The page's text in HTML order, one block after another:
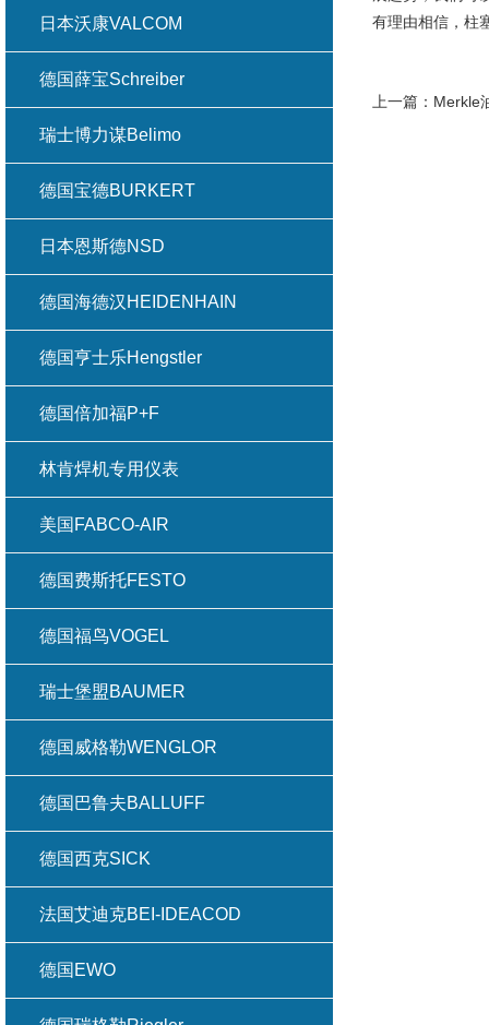
有理由相信，柱
上一篇： Merkle
日本沃康VALCOM
德国薛宝Schreiber
瑞士博力谋Belimo
德国宝德BURKERT
日本恩斯德NSD
德国海德汉HEIDENHAIN
德国亨士乐Hengstler
德国倍加福P+F
林肯焊机专用仪表
美国FABCO-AIR
德国费斯托FESTO
德国福鸟VOGEL
瑞士堡盟BAUMER
德国威格勒WENGLOR
德国巴鲁夫BALLUFF
德国西克SICK
法国艾迪克BEI-IDEACOD
德国EWO